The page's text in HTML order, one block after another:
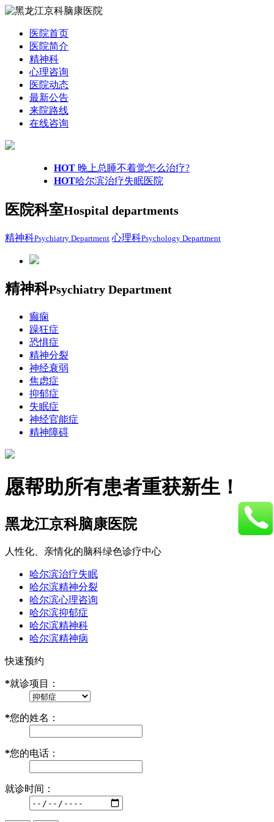
医院首页
医院简介
精神科
心理咨询
医院动态
最新公告
来院路线
在线咨询
HOT 晚上总睡不着觉怎么治疗?
HOT哈尔滨治疗失眠医院
医院科室Hospital departments
精神科Psychiatry Department 心理科Psychology Department
精神科Psychiatry Department
癫痫
躁狂症
恐惧症
精神分裂
神经衰弱
焦虑症
抑郁症
失眠症
神经官能症
精神障碍
愿帮助所有患者重获新生！
黑龙江京科脑康医院
人性化、亲情化的脑科绿色诊疗中心
哈尔滨治疗失眠
哈尔滨精神分裂
哈尔滨心理咨询
哈尔滨抑郁症
哈尔滨精神科
哈尔滨精神病
快速预约
*就诊项目：
*您的姓名：
*您的电话：
就诊时间：